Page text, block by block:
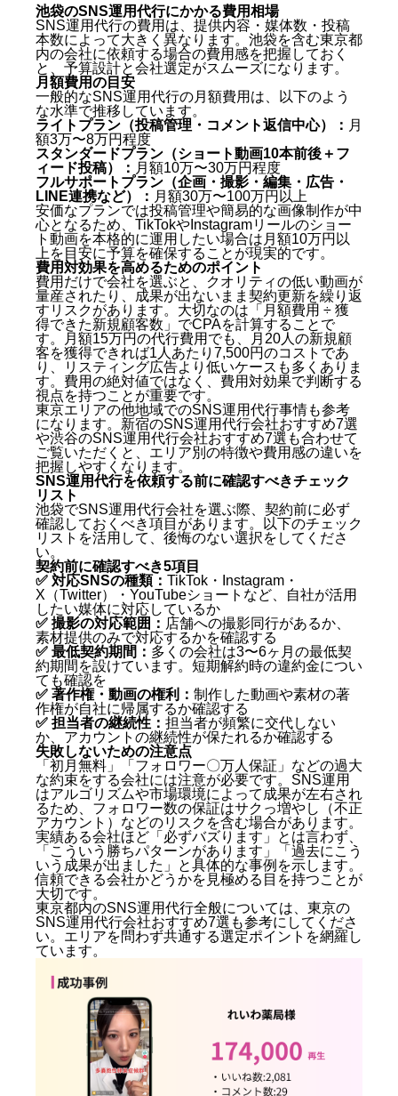
池袋のSNS運用代行にかかる費用相場
SNS運用代行の費用は、提供内容・媒体数・投稿
本数によって大きく異なります。池袋を含む東京都
内の会社に依頼する場合の費用感を把握しておく
と、予算設計と会社選定がスムーズになります。
月額費用の目安
一般的なSNS運用代行の月額費用は、以下のよう
な水準で推移しています。
ライトプラン（投稿管理・コメント返信中心）： 月
額3万〜8万円程度
スタンダードプラン（ショート動画10本前後＋フ
ィード投稿）： 月額10万〜30万円程度
フルサポートプラン（企画・撮影・編集・広告・
LINE連携など）： 月額30万〜100万円以上
安価なプランでは投稿管理や簡易的な画像制作が中
心となるため、TikTokやInstagramリールのショー
ト動画を本格的に運用したい場合は月額10万円以
上を目安に予算を確保することが現実的です。
費用対効果を高めるためのポイント
費用だけで会社を選ぶと、クオリティの低い動画が
量産されたり、成果が出ないまま契約更新を繰り返
すリスクがあります。大切なのは「月額費用 ÷ 獲
得できた新規顧客数」でCPAを計算することで
す。月額15万円の代行費用でも、月20人の新規顧
客を獲得できれば1人あたり7,500円のコストであ
り、リスティング広告より低いケースも多くありま
す。費用の絶対値ではなく、費用対効果で判断する
視点を持つことが重要です。
東京エリアの他地域でのSNS運用代行事情も参考
になります。 新宿のSNS運用代行会社おすすめ7選
や渋谷のSNS運用代行会社おすすめ7選 も合わせて
ご覧いただくと、エリア別の特徴や費用感の違いを
把握しやすくなります。
SNS運用代行を依頼する前に確認すべきチェック
リスト
池袋でSNS運用代行会社を選ぶ際、契約前に必ず
確認しておくべき項目があります。以下のチェック
リストを活用して、後悔のない選択をしてくださ
い。
契約前に確認すべき5項目
✅ 対応SNSの種類： TikTok・Instagram・
X（Twitter）・YouTubeショートなど、自社が活用
したい媒体に対応しているか
✅ 撮影の対応範囲： 店舗への撮影同行があるか、
素材提供のみで対応するかを確認する
✅ 最低契約期間： 多くの会社は3〜6ヶ月の最低契
約期間を設けています。短期解約時の違約金につい
ても確認を
✅ 著作権・動画の権利： 制作した動画や素材の著
作権が自社に帰属するか確認する
✅ 担当者の継続性： 担当者が頻繁に交代しない
か、アカウントの継続性が保たれるか確認する
失敗しないための注意点
「初月無料」「フォロワー〇万人保証」などの過大
な約束をする会社には注意が必要です。SNS運用
はアルゴリズムや市場環境によって成果が左右され
るため、フォロワー数の保証はサクっ増やし（不正
アカウント）などのリスクを含む場合があります。
実績ある会社ほど「必ずバズります」とは言わず、
「こういう勝ちパターンがあります」「過去にこう
いう成果が出ました」と具体的な事例を示します。
信頼できる会社かどうかを見極める目を持つことが
大切です。
東京都内のSNS運用代行全般については、 東京の
SNS運用代行会社おすすめ7選 も参考にしてくださ
い。エリアを問わず共通する選定ポイントを網羅し
ています。
6. 株式会社SAKIYOMI
7. 株式会社FLATlink
池袋のSNS運用代行にかかる費用相場
月額費用の目安
費用対効果を高めるためのポイント
SNS運用代行を依頼する前に確認すべきチェックリス
ト
契約前に確認すべき5項目
失敗しないための注意点
池袋エリアのSNS運用でよくある失敗事例
失敗事例1：投稿頻度は高いが内容が薄い
失敗事例2：SNSだけで完結しようとしている
失敗事例3：競合分析をしていない
まとめ：池袋でSNS運用代行会社を選ぶなら
よくある質問（FAQ）
Q1. 池袋にある会社でないといけませんか？
Q2. SNS運用代行の契約期間はどのくらいが一般的
ですか？
Q3. 投稿するコンテンツの素材は自分たちで用意す
る必要がありますか？
Q4. 小さな個人店舗でもSNS運用代行は依頼できま
すか？
Q5. TikTokとInstagramのどちらから始めるべきで
すか？